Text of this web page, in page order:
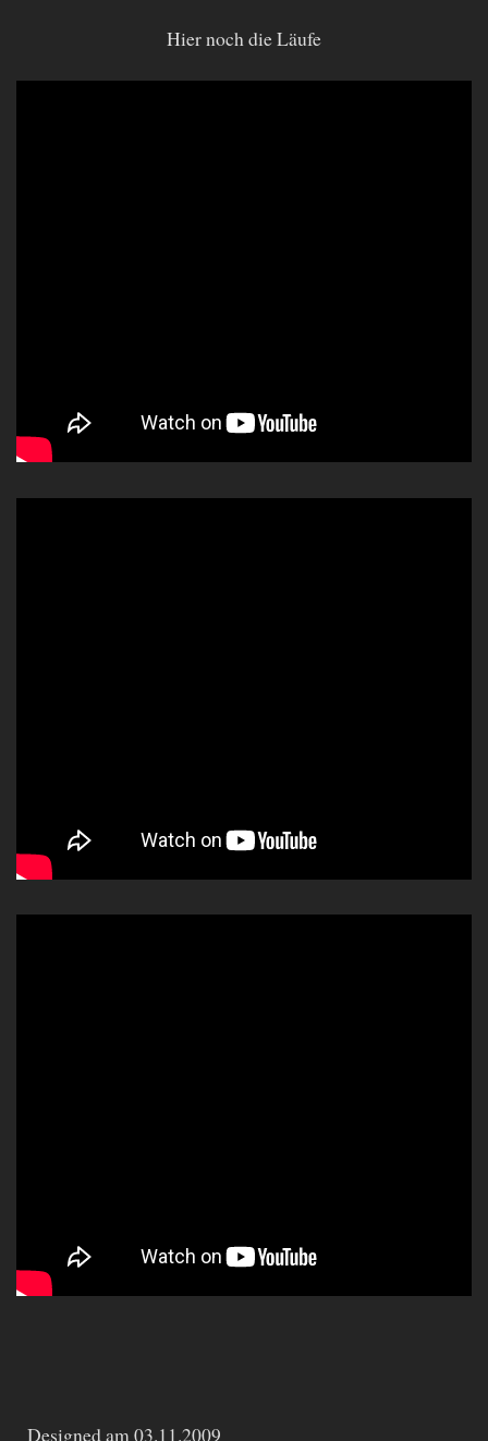
Hier noch die Läufe
Designed am 03.11.2009